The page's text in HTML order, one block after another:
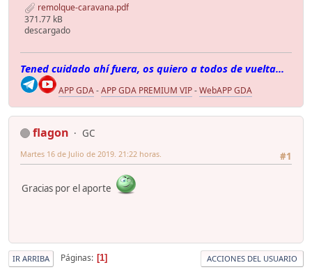
remolque-caravana.pdf
371.77 kB
descargado
Tened cuidado ahí fuera, os quiero a todos de vuelta...
APP GDA-APP GDA PREMIUM VIP-WebAPP GDA
flagon
GC
#1
Martes 16 de Julio de 2019. 21:22 horas.
Gracias por el aporte
IR ARRIBA Páginas 1 ACCIONES DEL USUARIO